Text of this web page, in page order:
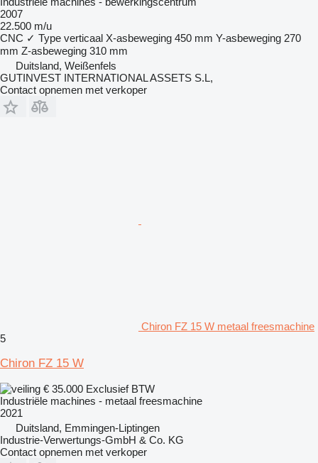
2007
22.500 m/u
CNC ✓ Type verticaal X-asbeweging 450 mm Y-asbeweging 270
mm Z-asbeweging 310 mm
Duitsland, Weißenfels
GUTINVEST INTERNATIONAL ASSETS S.L,
Contact opnemen met verkoper
Chiron FZ 15 W metaal freesmachine
5
Chiron FZ 15 W
€ 35.000 Exclusief BTW
Industriële machines - metaal freesmachine
2021
Duitsland, Emmingen-Liptingen
Industrie-Verwertungs-GmbH & Co. KG
Contact opnemen met verkoper